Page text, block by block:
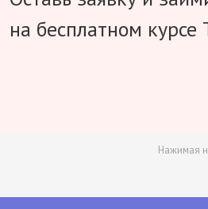
на бесплатном курсе
Нажимая